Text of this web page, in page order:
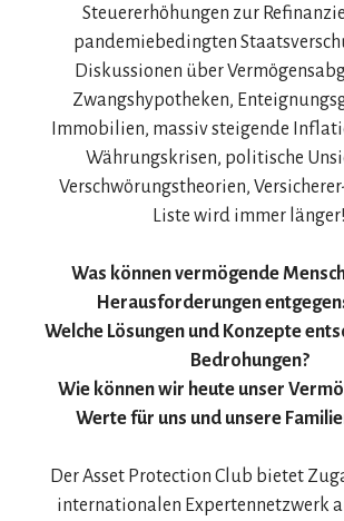
Steuererhöhungen zur
pandemiebedingten
Diskussionen über
Zwangshypotheken,
Immobilien, massiv steigende
Währungskrisen, politische
Verschwörungstheorien,
Liste wird immer länger!
Was können vermögende
Herausforderungen
Welche Lösungen und Konzepte
Bedrohungen?
Wie können wir heute unser
Werte für uns und unsere
Der Asset Protection Club bietet
internationalen Expertennetzwerk